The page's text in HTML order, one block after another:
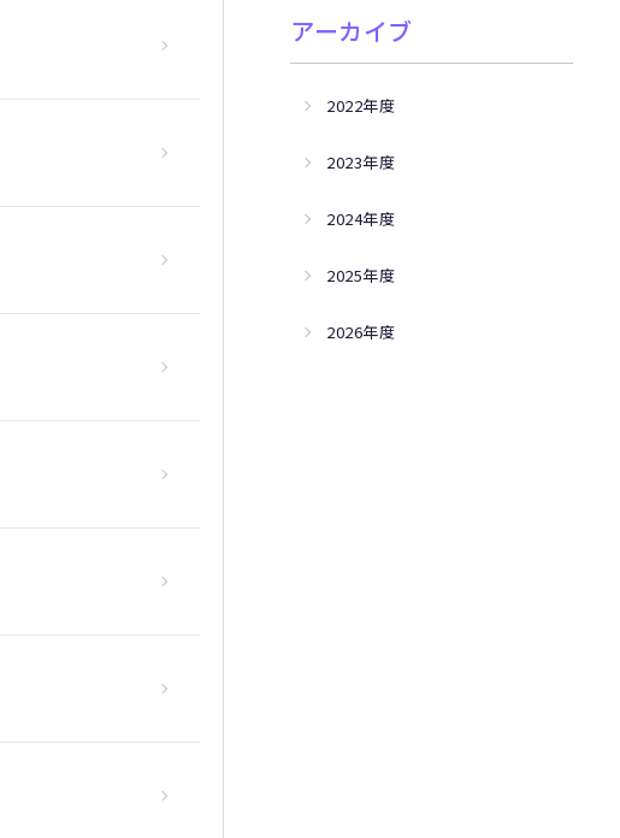
アーカイブ
2022年度
2023年度
2024年度
2025年度
2026年度